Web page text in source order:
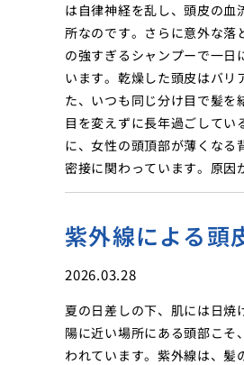
は自律神経を乱し、頭皮の
所なのです。さらに意外な落
の強すぎるシャンプーで一日
います。乾燥した頭皮はバリ
た、いつも同じ分け目で髪
目を変えずに長年過ごして
に、女性の頭頂部が薄くな
密接に関わっています。原因
紫外線による頭
2026.03.28
夏の日差しの下、肌には日
陽に近い場所にある頭部こ
われています。紫外線は、